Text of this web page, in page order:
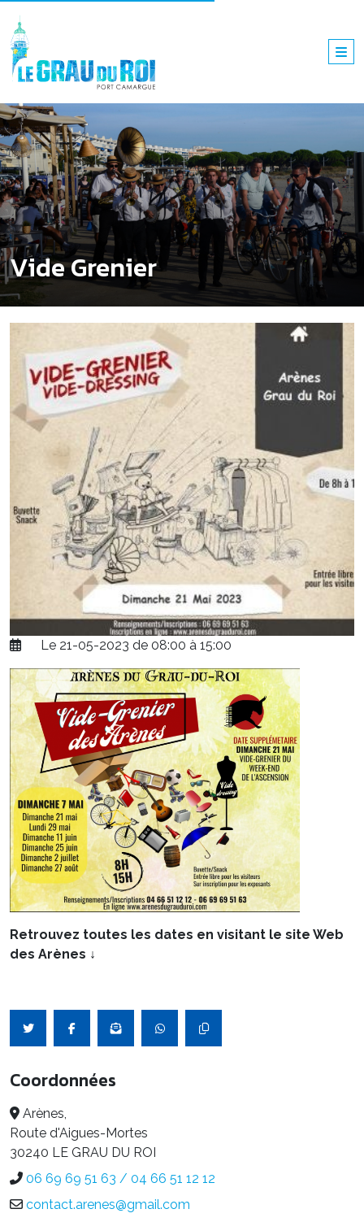
Vide Grenier
Le 21-05-2023 de 08:00 à 15:00
Retrouvez toutes les dates en visitant le site Web
des Arènes ↓
Coordonnées
Arènes,
Route d'Aigues-Mortes
30240 LE GRAU DU ROI
06 69 69 51 63 / 04 66 51 12 12
contact.arenes@gmail.com